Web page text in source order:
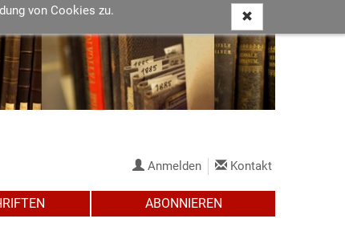
von Cookies zu.
Anmelden Kontakt
ABONNIEREN